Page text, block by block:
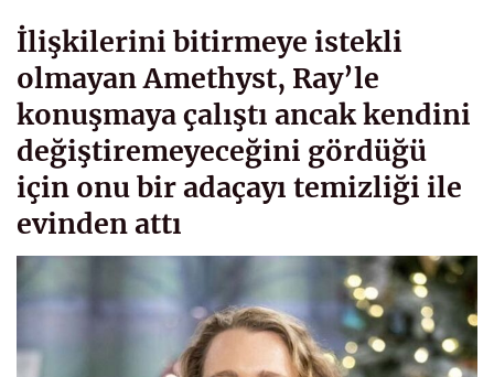
İlişkilerini bitirmeye istekli
olmayan Amethyst, Ray’le
konuşmaya çalıştı ancak kendini
değiştiremeyeceğini gördüğü
için onu bir adaçayı temizliği ile
evinden attı